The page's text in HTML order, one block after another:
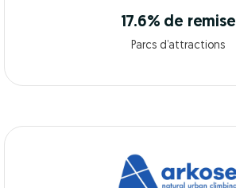
17.6% de remise
Parcs d’attractions